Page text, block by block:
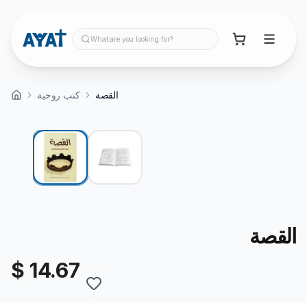
What are you looking for?
كتب روحية القصة
القصة
$ 14.67